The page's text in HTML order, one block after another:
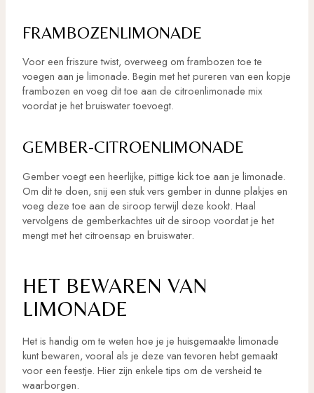
FRAMBOZENLIMONADE
Voor een friszure twist, overweeg om frambozen toe te
voegen aan je limonade. Begin met het pureren van een kopje
frambozen en voeg dit toe aan de citroenlimonade mix
voordat je het bruiswater toevoegt.
GEMBER-CITROENLIMONADE
Gember voegt een heerlijke, pittige kick toe aan je limonade.
Om dit te doen, snij een stuk vers gember in dunne plakjes en
voeg deze toe aan de siroop terwijl deze kookt. Haal
vervolgens de gemberkachtes uit de siroop voordat je het
mengt met het citroensap en bruiswater.
HET BEWAREN VAN
LIMONADE
Het is handig om te weten hoe je je huisgemaakte limonade
kunt bewaren, vooral als je deze van tevoren hebt gemaakt
voor een feestje. Hier zijn enkele tips om de versheid te
waarborgen.